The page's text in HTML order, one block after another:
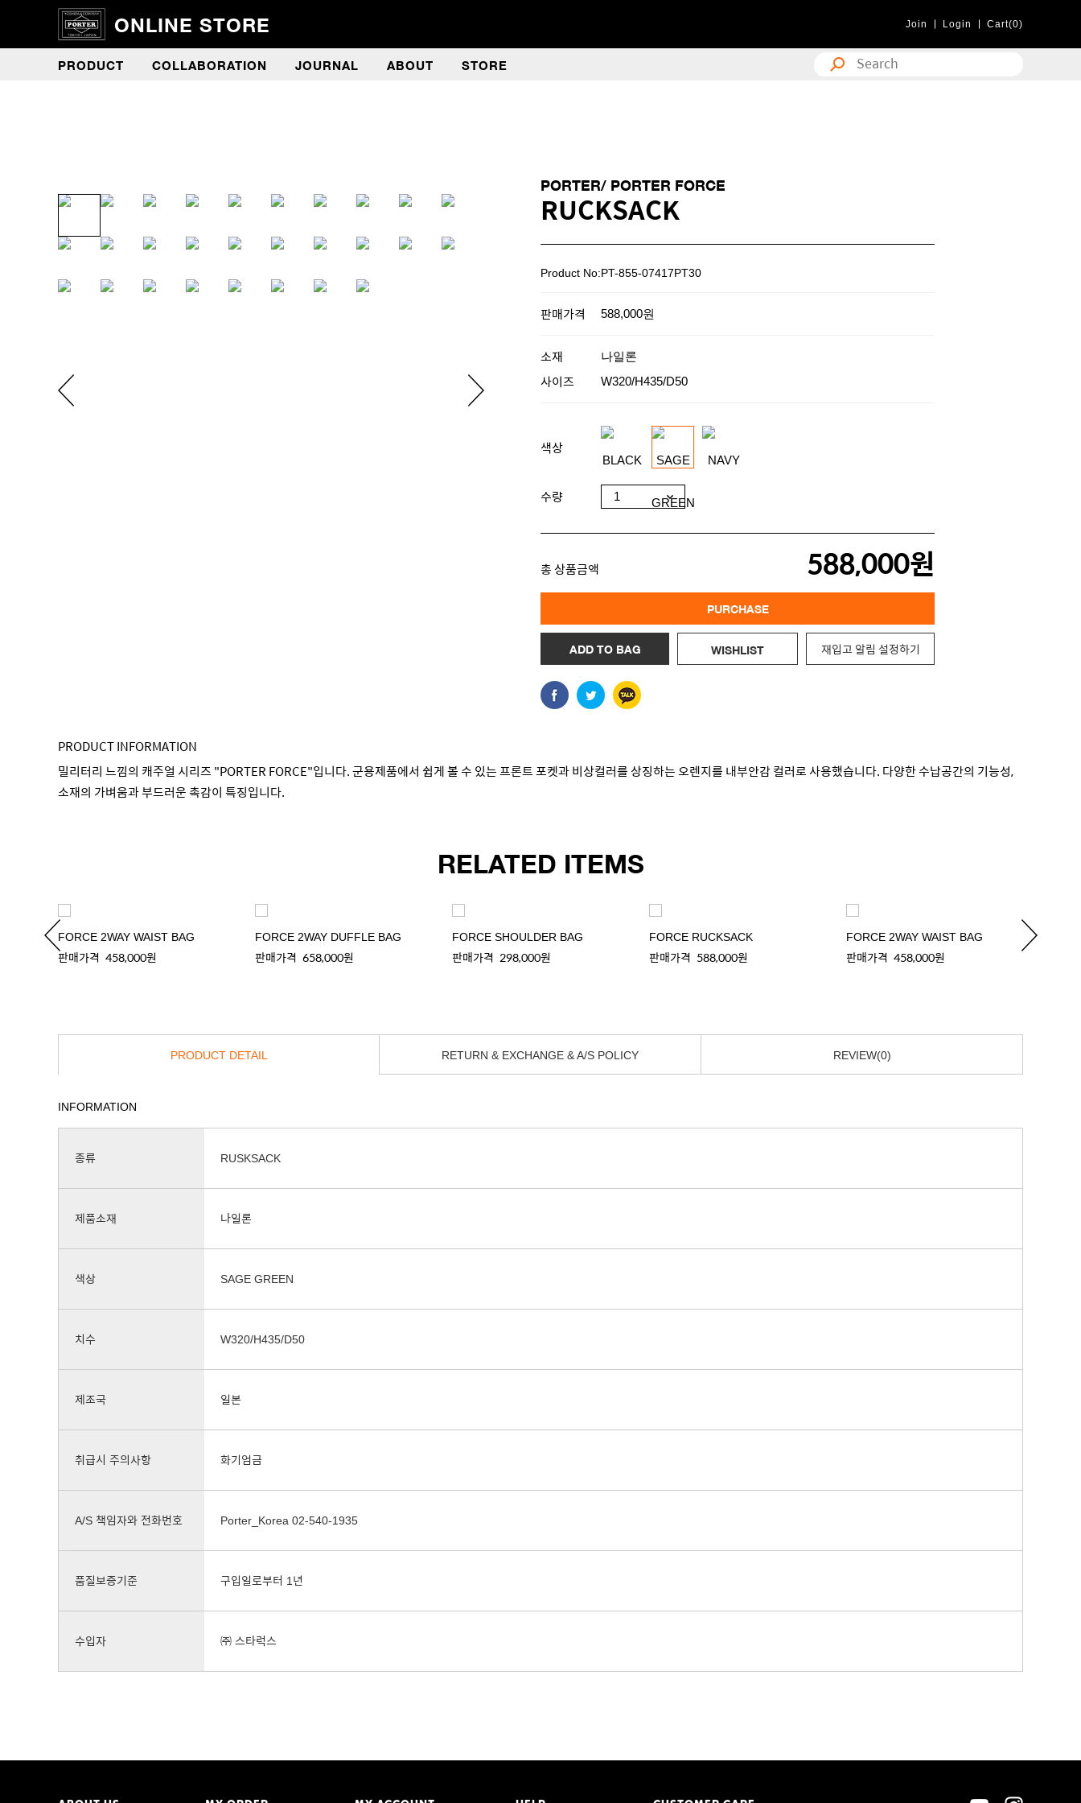
ONLINE STORE Join Login Cart(0)
PRODUCT COLLABORATION JOURNAL ABOUT STORE
PORTER/ PORTER FORCE
RUCKSACK
Product No:PT-855-07417PT30
판매가격 588,000원
소재 나일론
사이즈 W320/H435/D50
색상
수량
총 상품금액 588,000원
PURCHASE
ADD TO BAG WISHLIST 재입고 알림 설정하기
PRODUCT INFORMATION
밀리터리 느낌의 캐주얼 시리즈 "PORTER FORCE"입니다. 군용제품에서 쉽게 볼 수 있는 프론트 포켓과 비상컬러를 상징하는 오렌지를 내부안감 컬러로 사용했습니다. 다양한 수납공간의 기능성,
소재의 가벼움과 부드러운 촉감이 특징입니다.
RELATED ITEMS
FORCE 2WAY WAIST BAG
판매가격 458,000원
FORCE 2WAY DUFFLE BAG
판매가격 658,000원
FORCE SHOULDER BAG
판매가격 298,000원
FORCE RUCKSACK
판매가격 588,000원
FORCE 2WAY WAIST BAG
판매가격 458,000원
PRODUCT DETAIL RETURN & EXCHANGE & A/S POLICY REVIEW(0)
INFORMATION
종류 RUSKSACK
제품소재 나일론
색상 SAGE GREEN
치수 W320/H435/D50
제조국 일본
취급시 주의사항 화기엄금
A/S 책임자와 전화번호 Porter_Korea 02-540-1935
품질보증기준 구입일로부터 1년
수입자 ㈜ 스타럭스